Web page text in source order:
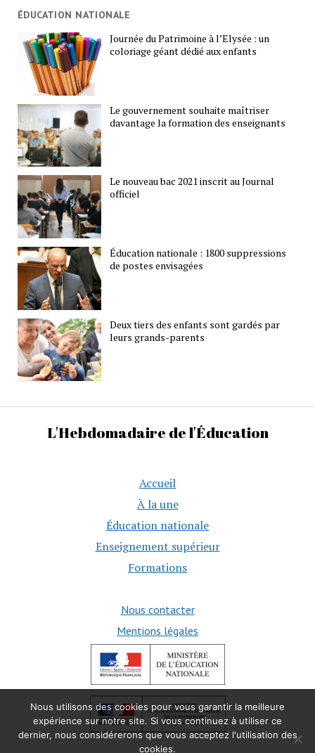
ÉDUCATION NATIONALE
Journée du Patrimoine à l’Elysée : un
coloriage géant dédié aux enfants
Le gouvernement souhaite maîtriser
davantage la formation des enseignants
Le nouveau bac 2021 inscrit au Journal
officiel
Éducation nationale : 1800 suppressions
de postes envisagées
Deux tiers des enfants sont gardés par
leurs grands-parents
L'Hebdomadaire de l'Éducation
Accueil
À la une
Éducation nationale
Enseignement supérieur
Formations
Nous contacter
Mentions légales
Nous utilisons des cookies pour vous garantir la meilleure
expérience sur notre site. Si vous continuez à utiliser ce
dernier, nous considérerons que vous acceptez l'utilisation des
cookies.